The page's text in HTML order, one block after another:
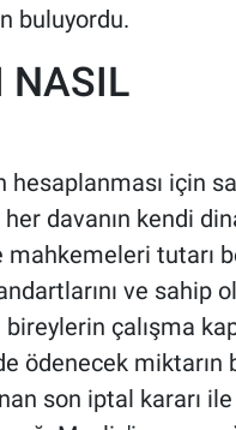
buluyordu.
NASIL
için
davanın kendi
mahkemeleri tutarı
ve sahip
bireylerin çalışma
ödenecek
son iptal kararı